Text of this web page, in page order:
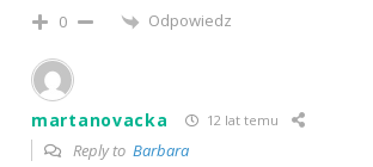
0 Odpowiedz
martanovacka 12 lat temu
Reply to Barbara